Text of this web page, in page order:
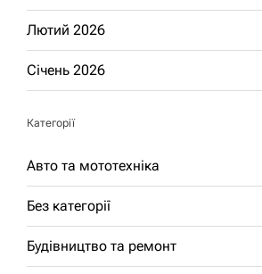
Лютий 2026
Січень 2026
Категорії
Авто та мототехніка
Без категорії
Будівництво та ремонт